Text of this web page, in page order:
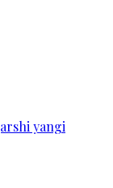
yangi